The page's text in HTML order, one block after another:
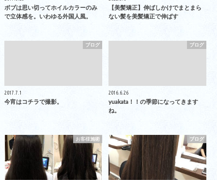
ボブは思い切ってホイルカラーのみ
で立体感を。いわゆる外国人風。
【美髪矯正】伸ばしかけでまとまら
ない髪を美髪矯正で伸ばす
ブログ
2017.7.1
今宵はコチラで撮影。
ブログ
2016.6.26
yuakata！！の季節になってきます
ね。
お客様施術 ブログ